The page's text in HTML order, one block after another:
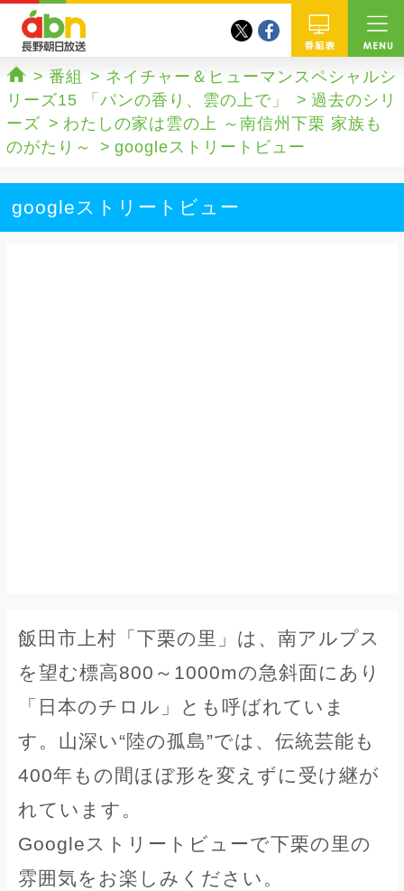
番組
twitterfacebook
ホーム
番組
ネイチャー＆ヒューマンスペシャルシ
リーズ15 「パンの香り、雲の上で」
過去のシリ
ーズ
わたしの家は雲の上 ～南信州下栗 家族も
のがたり～
googleストリートビュー
googleストリートビュー
飯田市上村「下栗の里」は、南アルプス
を望む標高800～1000mの急斜面にあり
「日本のチロル」とも呼ばれていま
す。山深い“陸の孤島”では、伝統芸能も
400年もの間ほぼ形を変えずに受け継が
れています。
Googleストリートビューで下栗の里の
雰囲気をお楽しみください。